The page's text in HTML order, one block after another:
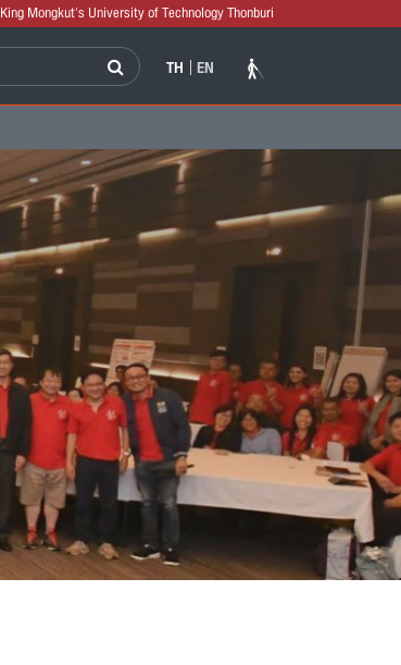
King Mongkut's University of Technology Thonburi
TH EN